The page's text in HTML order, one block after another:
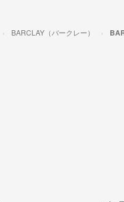
BARCLAY（バークレー）